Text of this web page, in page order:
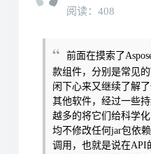
阅读：408
前面在摸索了
款组件，分别是常见的
闲下心来又继续了解了
其他软件，经过一些
越多的将它们给科学
均不修改任何jar包依
调用，也就是说在API